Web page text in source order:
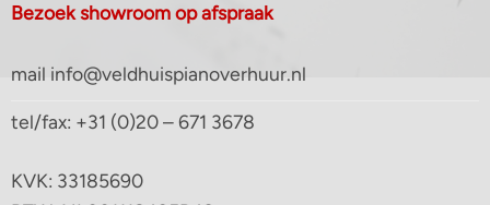
Bezoek showroom op afspraak
mail info@veldhuispianoverhuur.nl
tel/fax: +31 (0)20 – 671 3678
KVK: 33185690